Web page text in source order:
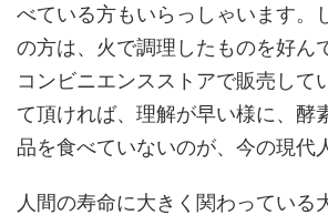
べている方もいらっしゃいます。
の方は、火で調理したものを好ん
コンビニエンスストアで販売して
て頂ければ、理解が早い様に、酵
品を食べていないのが、今の現代
人間の寿命に大きく関わっている